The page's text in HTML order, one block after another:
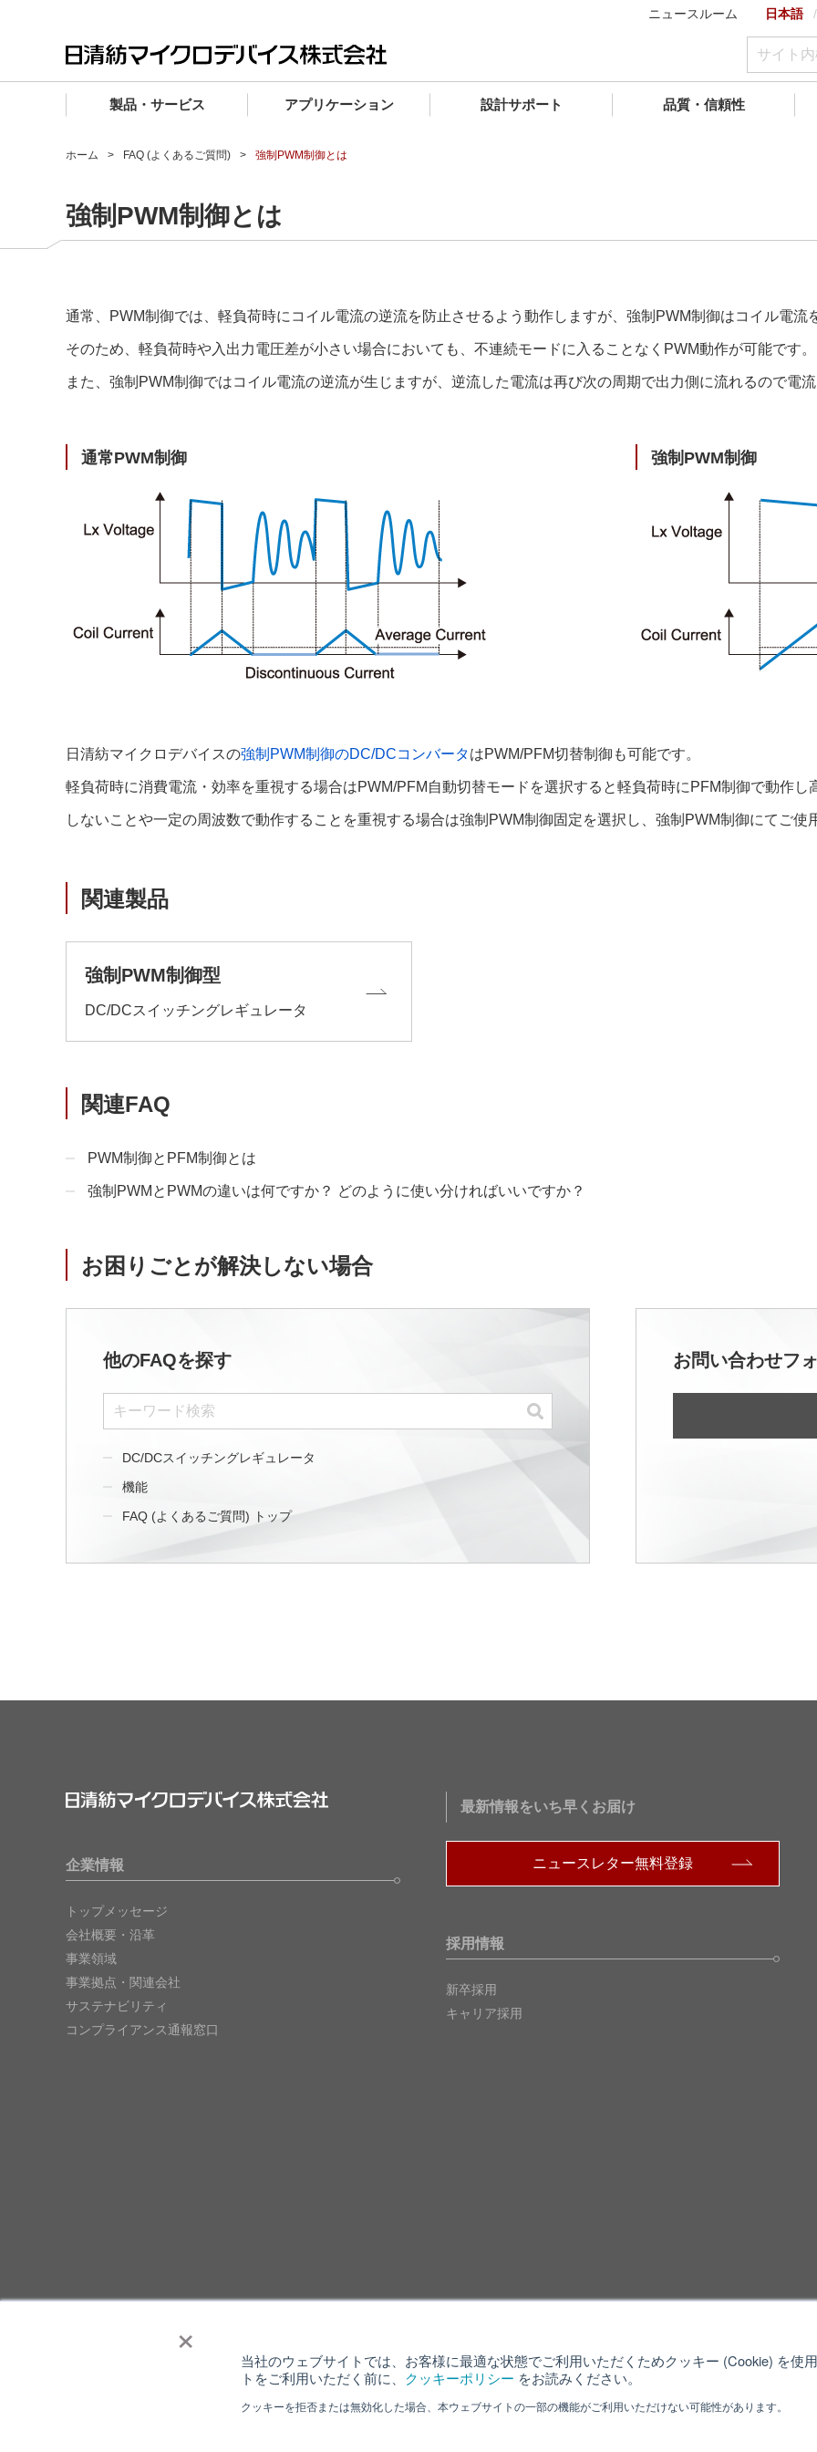
×
当社のウェブサイトでは、お客様に最適な状態でご利用いただくためクッキー (Cookie) を使
トをご利用いただく前に、 クッキーポリシー をお読みください。
クッキーを拒否または無効化した場合、本ウェブサイトの一部の機能がご利用いただけない可能性があります。
ニュースルーム 日本語
製品・サービス
マイクロ波製品
MUSESオフィシャルWebサイト
アプリケーション
車載機器向けIC
設計サポート
マイクロ波製品
あなたの設計に合わせたサポートコンテンツ
品質・信頼性
電子デバイス製品
マイクロ波製品
企業理念
IR情報
コンプライアンス通報窓口
ホーム FAQ (よくあるご質問) 強制PWM制御とは
強制PWM制御とは
通常、PWM制御では、軽負荷時にコイル電流の逆流を防止させるよう動作しますが、強制PWM制御はコイル電流
そのため、軽負荷時や入出力電圧差が小さい場合においても、不連続モードに入ることなくPWM動作が可能です。
また、強制PWM制御ではコイル電流の逆流が生じますが、逆流した電流は再び次の周期で出力側に流れるので電
通常PWM制御 強制PWM制御
日清紡マイクロデバイスの強制PWM制御のDC/DCコンバータはPWM/PFM切替制御も可能です。
軽負荷時に消費電流・効率を重視する場合はPWM/PFM自動切替モードを選択すると軽負荷時にPFM制御で動作
しないことや一定の周波数で動作することを重視する場合は強制PWM制御固定を選択し、強制PWM制御にてご使
関連製品
強制PWM制御型
DC/DCスイッチングレギュレータ
関連FAQ
PWM制御とPFM制御とは
強制PWMとPWMの違いは何ですか？ どのように使い分ければいいですか？
お困りごとが解決しない場合
他のFAQを探す
DC/DCスイッチングレギュレータ
機能
FAQ (よくあるご質問) トップ
お問い合わせフ
企業情報
トップメッセージ
会社概要・沿革
事業領域
事業拠点・関連会社
サステナビリティ
コンプライアンス通報窓口
最新情報をいち早くお届け
ニュースレター無料登録
採用情報
新卒採用
キャリア採用